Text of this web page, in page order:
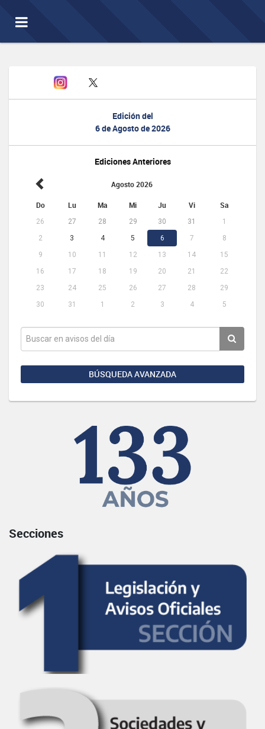
Toggle
navigation
Edición del
6 de Agosto de 2026
Ediciones Anteriores
Agosto 2026
Do Lu Ma Mi Ju Vi Sa
26 27 28 29 30 31
1
2
3 4 5 6 7
8
9
10 11 12 13 14
15
16
17 18 19 20 21
22
23
24 25 26 27 28
29
30
31 1 2 3 4 5
BÚSQUEDA AVANZADA
Secciones